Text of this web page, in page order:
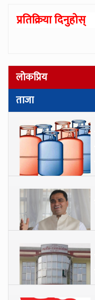
प्रतिक्रिया दिनुहोस्
लोकप्रिय
ताजा